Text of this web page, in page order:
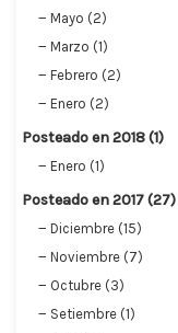
Mayo (2)
Marzo (1)
Febrero (2)
Enero (2)
Posteado en 2018 (1)
Enero (1)
Posteado en 2017 (27)
Diciembre (15)
Noviembre (7)
Octubre (3)
Setiembre (1)